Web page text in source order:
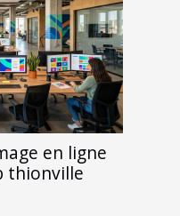
en ligne
thionville